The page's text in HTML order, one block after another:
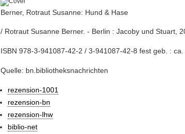
Berner, Rotraut Susanne: Hund & Hase
/ Rotraut Susanne Berner. - Berlin : Jacoby und Stuart,
ISBN 978-3-941087-42-2 / 3-941087-42-8 fest geb. :
Quelle: bn.bibliotheksnachrichten
rezension-1001
rezension-bn
rezension-lhw
biblio-net